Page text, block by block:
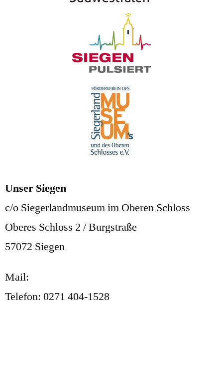
Unser Siegen
c/o Siegerlandmuseum im Oberen Schloss
Oberes Schloss 2 / Burgstraße
57072 Siegen
Mail:
Telefon: 0271 404-1528